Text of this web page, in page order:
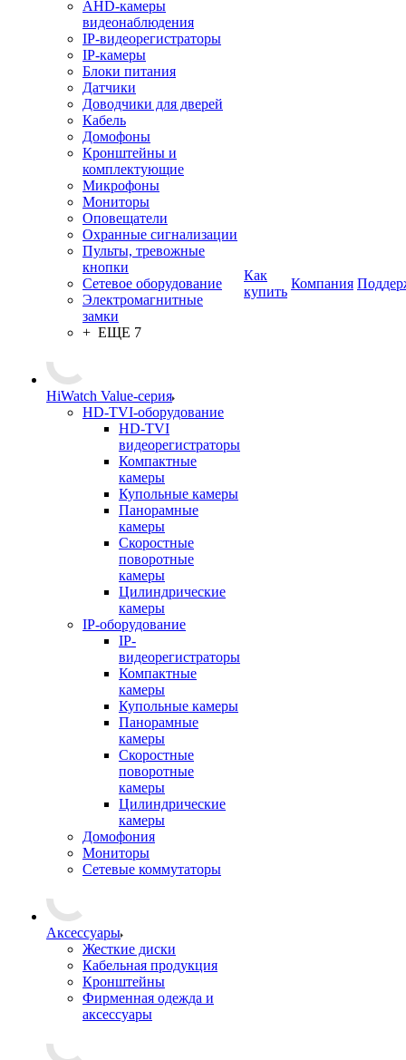
AHD-камеры
видеонаблюдения
IP-видеорегистраторы
IP-камеры
Блоки питания
Датчики
Доводчики для дверей
Кабель
Домофоны
Кронштейны и
комплектующие
Микрофоны
Мониторы
Оповещатели
Охранные сигнализации
Пульты, тревожные
кнопки
Сетевое оборудование
Электромагнитные
замки
+ ЕЩЕ 7
HiWatch Value-серия
HD-TVI-оборудование
HD-TVI
видеорегистраторы
Компактные
камеры
Купольные камеры
Панорамные
камеры
Скоростные
поворотные
камеры
Цилиндрические
камеры
IP-оборудование
IP-
видеорегистраторы
Компактные
камеры
Купольные камеры
Панорамные
камеры
Скоростные
поворотные
камеры
Цилиндрические
камеры
Домофония
Мониторы
Сетевые коммутаторы
Аксессуары
Жесткие диски
Кабельная продукция
Кронштейны
Фирменная одежда и
аксессуары
Как
купить
Компания